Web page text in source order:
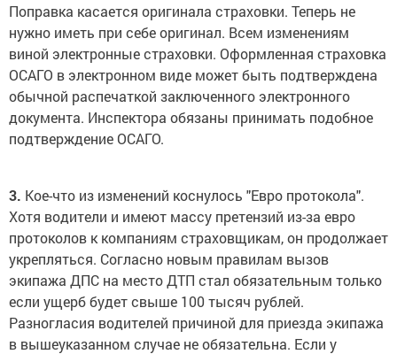
Поправка касается оригинала страховки. Теперь не
нужно иметь при себе оригинал. Всем изменениям
виной электронные страховки. Оформленная страховка
ОСАГО в электронном виде может быть подтверждена
обычной распечаткой заключенного электронного
документа. Инспектора обязаны принимать подобное
подтверждение ОСАГО.
3. Кое-что из изменений коснулось "Евро протокола".
Хотя водители и имеют массу претензий из-за евро
протоколов к компаниям страховщикам, он продолжает
укрепляться. Согласно новым правилам вызов
экипажа ДПС на место ДТП стал обязательным только
если ущерб будет свыше 100 тысяч рублей.
Разногласия водителей причиной для приезда экипажа
в вышеуказанном случае не обязательна. Если у